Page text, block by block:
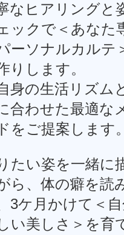
なヒアリングと
ックで＜あなた
ーソナルカルテ
りします。
身の生活リズム
合わせた最適な
をご提案します。
たい姿を一緒に
ら、体の癖を読
3ケ月かけて＜
い美しさ＞を育